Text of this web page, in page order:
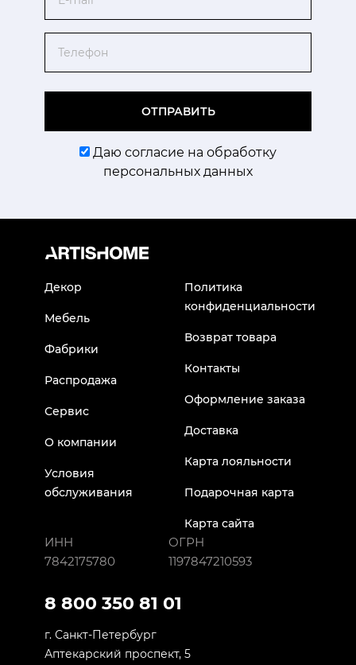
ОТПРАВИТЬ
Даю согласие на обработку
персональных данных
Декор
Мебель
Фабрики
Распродажа
Сервис
О компании
Условия
обслуживания
Политика
конфиденциальности
Возврат товара
Контакты
Оформление заказа
Доставка
Карта лояльности
Подарочная карта
Карта сайта
ИНН
7842175780
ОГРН
1197847210593
8 800 350 81 01
г. Санкт-Петербург
Аптекарский проспект, 5